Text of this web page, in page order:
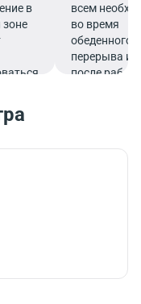
в
зоне
всем
во время
обеденного
перерыва
после